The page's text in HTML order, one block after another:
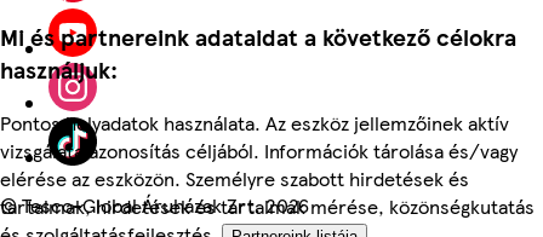
Mi és partnereink adataidat a következő célokra
használjuk:
Pontos helyadatok használata. Az eszköz jellemzőinek aktív
vizsgálata azonosítás céljából. Információk tárolása és/vagy
elérése az eszközön. Személyre szabott hirdetések és
tartalmak, hirdetések és tartalmak mérése, közönségkutatás
©Tesco-Global Áruházak Zrt. 2026